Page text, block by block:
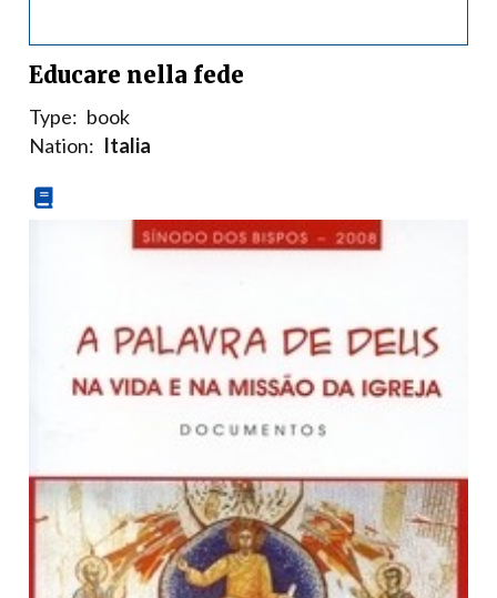
Educare nella fede
Type: book
Nation: Italia